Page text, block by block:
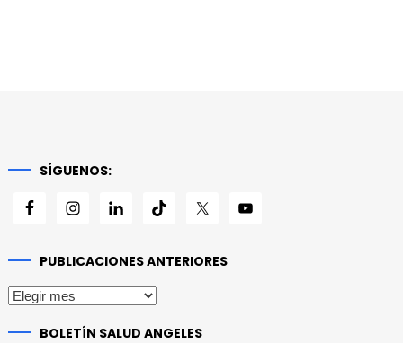
SÍGUENOS:
PUBLICACIONES ANTERIORES
Publicaciones
BOLETÍN SALUD ANGELES